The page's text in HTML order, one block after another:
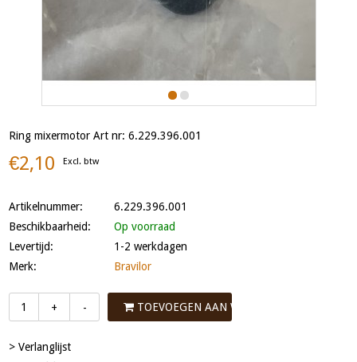
Ring mixermotor Art nr: 6.229.396.001
€2,10 Excl. btw
Artikelnummer:
6.229.396.001
Beschikbaarheid:
Op voorraad
Levertijd:
1-2 werkdagen
Merk:
Bravilor
+ - TOEVOEGEN AAN WINKELWAGEN
> Verlanglijst